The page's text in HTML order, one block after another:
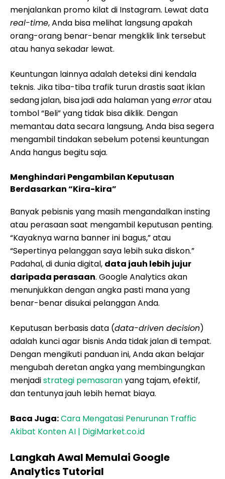
menjalankan promo kilat di Instagram. Lewat data
real-time, Anda bisa melihat langsung apakah
orang-orang benar-benar mengklik link tersebut
atau hanya sekadar lewat.
Keuntungan lainnya adalah deteksi dini kendala
teknis. Jika tiba-tiba trafik turun drastis saat iklan
sedang jalan, bisa jadi ada halaman yangerroratau
tombol “Beli” yang tidak bisa diklik. Dengan
memantau data secara langsung, Anda bisa segera
mengambil tindakan sebelum potensi keuntungan
Anda hangus begitu saja.
Menghindari Pengambilan Keputusan
Berdasarkan “Kira-kira”
Banyak pebisnis yang masih mengandalkan insting
atau perasaan saat mengambil keputusan penting.
“Kayaknya warna banner ini bagus,” atau
“Sepertinya pelanggan saya lebih suka diskon.”
Padahal, di dunia digital, data jauh lebih jujur
daripada perasaan. Google Analytics akan
menunjukkan dengan angka pasti mana yang
benar-benar disukai pelanggan Anda.
Keputusan berbasis data (data-driven decision)
adalah kunci agar bisnis Anda tidak jalan di tempat.
Dengan mengikuti panduan ini, Anda akan belajar
mengubah deretan angka yang membingungkan
menjadistrategi pemasaranyang tajam, efektif,
dan tentunya jauh lebih hemat biaya.
Baca Juga:Cara Mengatasi Penurunan Traffic
Akibat Konten AI | DigiMarket.co.id
Langkah Awal Memulai Google
Analytics Tutorial